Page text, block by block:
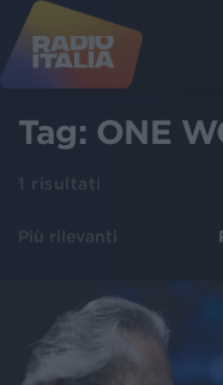
Tag: ONE
1 risultati
Più rilevanti